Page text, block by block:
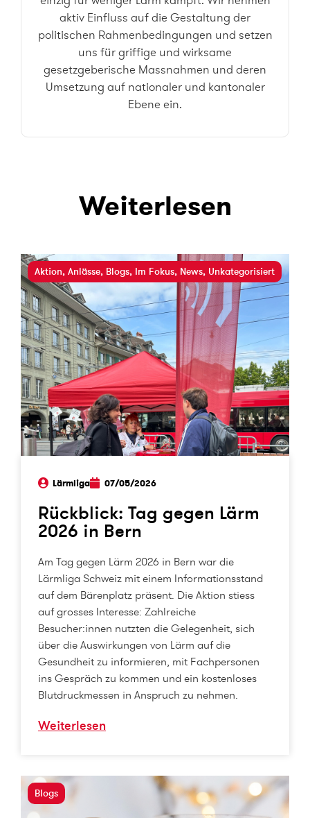
aktiv Einfluss auf die Gestaltung der
politischen Rahmenbedingungen und setzen
uns für griffige und wirksame
gesetzgeberische Massnahmen und deren
Umsetzung auf nationaler und kantonaler
Ebene ein.
Weiterlesen
Aktion, Anlässe, Blogs, Im Fokus, News, Unkategorisiert
Lärmliga 07/05/2026
Rückblick: Tag gegen Lärm
2026 in Bern
Am Tag gegen Lärm 2026 in Bern war die
Lärmliga Schweiz mit einem Informationsstand
auf dem Bärenplatz präsent. Die Aktion stiess
auf grosses Interesse: Zahlreiche
Besucher:innen nutzten die Gelegenheit, sich
über die Auswirkungen von Lärm auf die
Gesundheit zu informieren, mit Fachpersonen
ins Gespräch zu kommen und ein kostenloses
Blutdruckmessen in Anspruch zu nehmen.
Weiterlesen
Blogs